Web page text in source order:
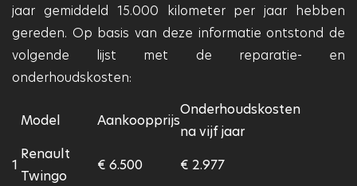
jaar gemiddeld 15.000 kilometer per jaar hebben
gereden. Op basis van deze informatie ontstond de
volgende lijst met de reparatie- en
onderhoudskosten:
Model Aankoopprijs
Onderhoudskosten
na vijf jaar
1
Renault
Twingo
€ 6.500 € 2.977